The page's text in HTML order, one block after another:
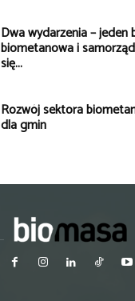
Dwa wydarzenia – jeden
biometanowa i
się...
Rozwój sektora
dla gmin